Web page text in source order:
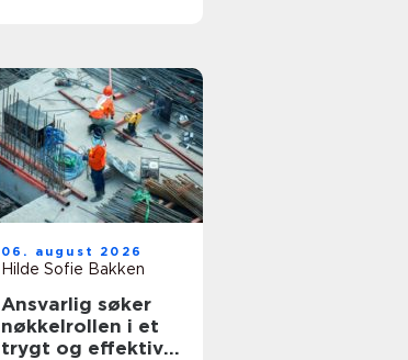
06. august 2026
Hilde Sofie Bakken
Ansvarlig søker
nøkkelrollen i et
trygt og effektivt